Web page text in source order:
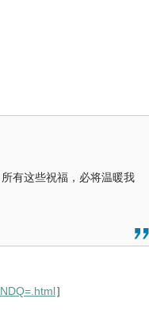
有这些祝福，必将温暖我
］